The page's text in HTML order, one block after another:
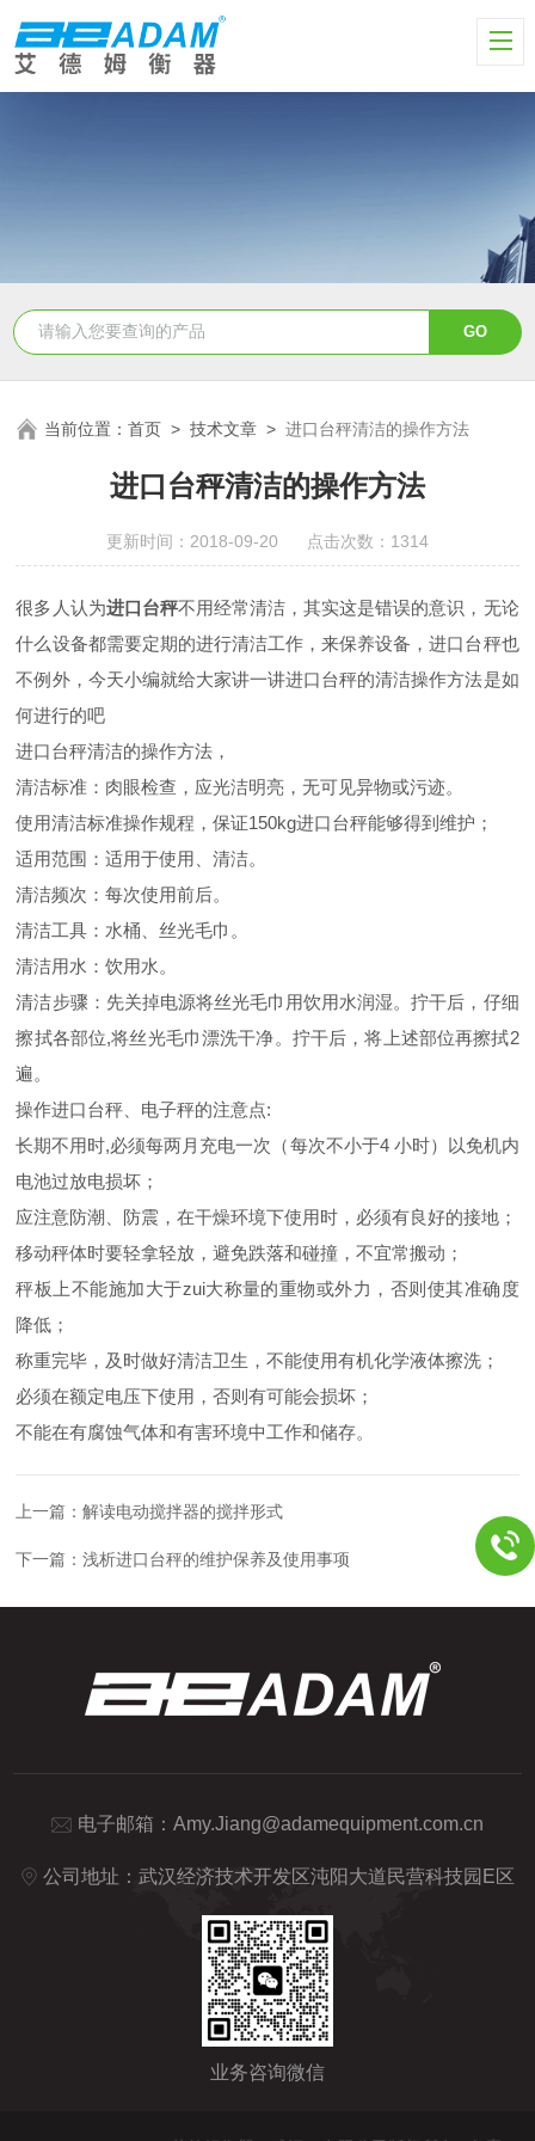
当前位置：首页 >技术文章 >进口台秤清洁的操作方法
进口台秤清洁的操作方法
更新时间：2018-09-20 点击次数：1314
很多人认为进口台秤不用经常清洁，其实这是错误的意识，无论
什么设备都需要定期的进行清洁工作，来保养设备，进口台秤也
不例外，今天小编就给大家讲一讲进口台秤的清洁操作方法是如
何进行的吧
进口台秤清洁的操作方法，
清洁标准：肉眼检查，应光洁明亮，无可见异物或污迹。
使用清洁标准操作规程，保证150kg进口台秤能够得到维护；
适用范围：适用于使用、清洁。
清洁频次：每次使用前后。
清洁工具：水桶、丝光毛巾。
清洁用水：饮用水。
清洁步骤：先关掉电源将丝光毛巾用饮用水润湿。拧干后，仔细
擦拭各部位,将丝光毛巾漂洗干净。拧干后，将上述部位再擦拭2
遍。
操作进口台秤、电子秤的注意点:
长期不用时,必须每两月充电一次（每次不小于4 小时）以免机内
电池过放电损坏；
应注意防潮、防震，在干燥环境下使用时，必须有良好的接地；
移动秤体时要轻拿轻放，避免跌落和碰撞，不宜常搬动；
秤板上不能施加大于zui大称量的重物或外力，否则使其准确度
降低；
称重完毕，及时做好清洁卫生，不能使用有机化学液体擦洗；
必须在额定电压下使用，否则有可能会损坏；
不能在有腐蚀气体和有害环境中工作和储存。
上一篇：解读电动搅拌器的搅拌形式
下一篇：浅析进口台秤的维护保养及使用事项
电子邮箱： Amy.Jiang@adamequipment.com.cn
公司地址：武汉经济技术开发区沌阳大道民营科技园E区
业务咨询微信